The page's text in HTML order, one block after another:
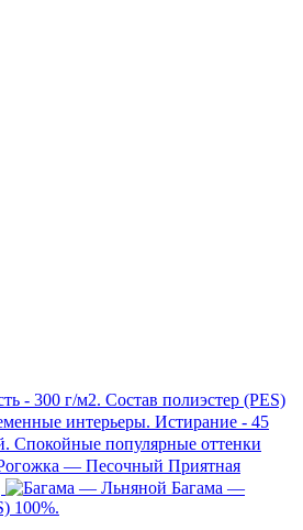
- 300 г/м2. Состав полиэстер (PES)
интерьеры. Истирание - 45
Спокойные популярные оттенки
— Песочный Приятная
Багама —
100%.